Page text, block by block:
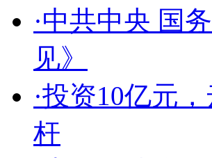
·中共中央 国
见》
·投资10亿元
杆